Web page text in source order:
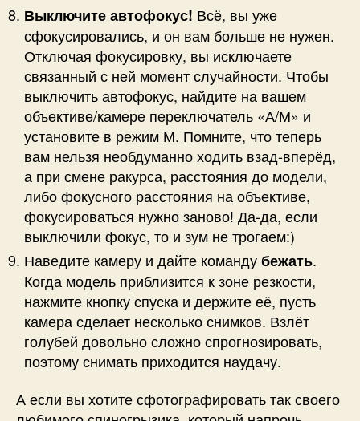
Выключите автофокус! Всё, вы уже
сфокусировались, и он вам больше не нужен.
Отключая фокусировку, вы исключаете
связанный с ней момент случайности. Чтобы
выключить автофокус, найдите на вашем
объективе/камере переключатель «А/М» и
установите в режим М. Помните, что теперь
вам нельзя необдуманно ходить взад-вперёд,
а при смене ракурса, расстояния до модели,
либо фокусного расстояния на объективе,
фокусироваться нужно заново! Да-да, если
выключили фокус, то и зум не трогаем:)
Наведите камеру и дайте командубежать.
Когда модель приблизится к зоне резкости,
нажмите кнопку спуска и держите её, пусть
камера сделает несколько снимков. Взлёт
голубей довольно сложно спрогнозировать,
поэтому снимать приходится наудачу.
А если вы хотите сфотографировать так своего